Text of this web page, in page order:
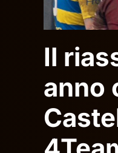
Il
anno